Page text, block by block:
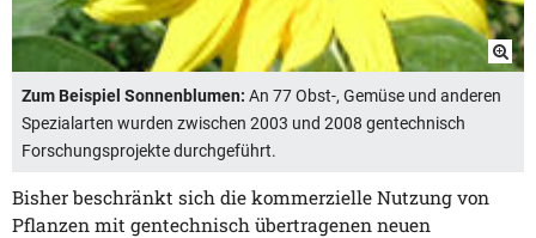
Zum Beispiel Sonnenblumen: An 77 Obst-, Gemüse und anderen
Spezialarten wurden zwischen 2003 und 2008 gentechnisch
Forschungsprojekte durchgeführt.
Bisher beschränkt sich die kommerzielle Nutzung von
Pflanzen mit gentechnisch übertragenen neuen